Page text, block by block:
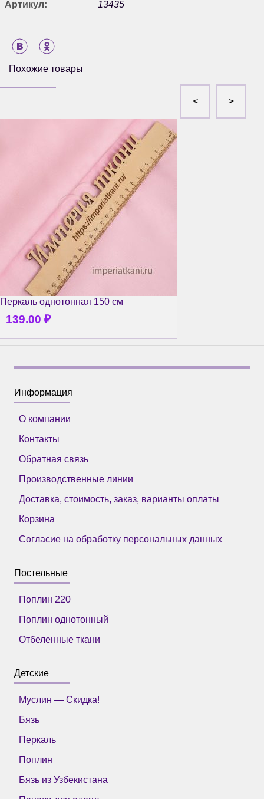
Артикул: 13435
Похожие товары
Перкаль однотонная 150 см
139.00 ₽
Информация
О компании
Контакты
Обратная связь
Производственные линии
Доставка, стоимость, заказ, варианты оплаты
Корзина
Согласие на обработку персональных данных
Постельные
Поплин 220
Поплин однотонный
Отбеленные ткани
Детские
Муслин — Скидка!
Бязь
Перкаль
Поплин
Бязь из Узбекистана